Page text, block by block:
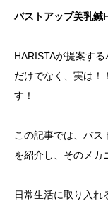
バストアップ美乳鍼
HARISTAが提案す
だけでなく、実は！
す！
この記事では、バス
を紹介し、そのメカ
日常生活に取り入れ